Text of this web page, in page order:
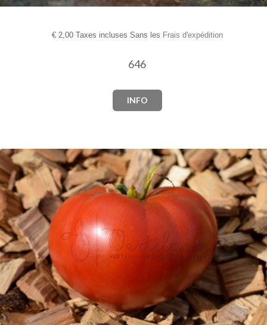
€2,00 Taxes incluses Sans les Frais d'expédition
646
INFO